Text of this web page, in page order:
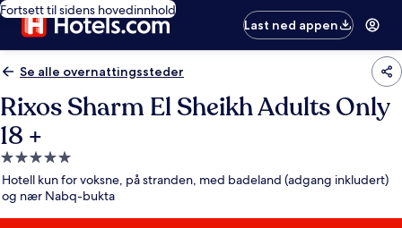
Fortsett til sidens hovedinnhold
Last ned appen
Se alle overnattingssteder
Rixos Sharm El Sheikh Adults Only
18 +
Overnattingssted
med
5.0
stjerner
Hotell kun for voksne, på stranden, med badeland (adgang inkludert)
og nær Nabq-bukta